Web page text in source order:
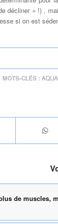
décliner » !) ,
si on est
MOTS-CLÉS :
de muscles,